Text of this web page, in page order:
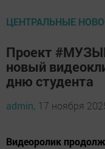
ЦЕНТРАЛЬНЫЕ
Проект
новый
дню студента
admin, 17 ноября
Видеоролик